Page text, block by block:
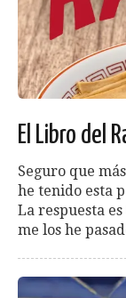
El Libro del
Seguro que
he tenido esta
La respuesta
me los he